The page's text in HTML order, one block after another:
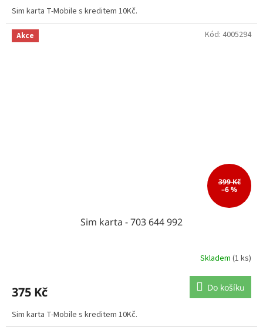
Sim karta T-Mobile s kreditem 10Kč.
Akce
399 Kč
–6 %
Sim karta - 703 644 992
Skladem (1 ks)
375 Kč Do košíku
Sim karta T-Mobile s kreditem 10Kč.
Kód: 4005294